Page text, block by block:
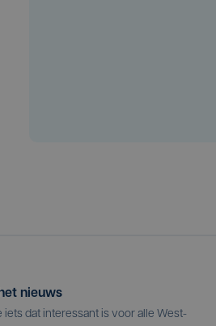
nieuws
iets dat interessant is voor alle West-